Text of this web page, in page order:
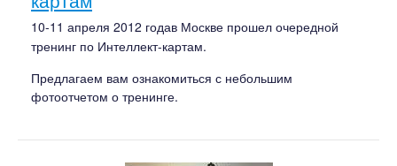
10-11 апреля 2012 годав Москве прошел очередной
тренинг по Интеллект-картам.
Предлагаем вам ознакомиться с небольшим
фотоотчетом о тренинге.